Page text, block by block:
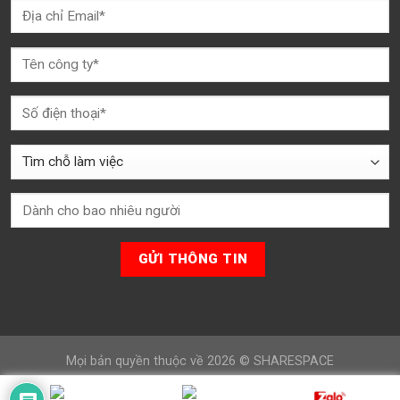
Mọi bản quyền thuộc về 2026 © SHARESPACE
Website được thiết kế và xây dựng bởi
inDMP